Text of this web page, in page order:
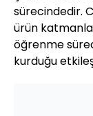
sürecindedir.
ürün
öğrenme
kurduğu